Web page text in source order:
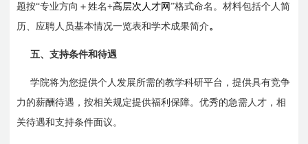
题按“专业方向＋姓名+高层次人才网”格式命名。材料包括个人简
历、应聘人员基本情况一览表和学术成果简介。
五、支持条件和待遇
学院将为您提供个人发展所需的教学科研平台，提供具有竞争
力的薪酬待遇，按相关规定提供福利保障。优秀的急需人才，相
关待遇和支持条件面议。